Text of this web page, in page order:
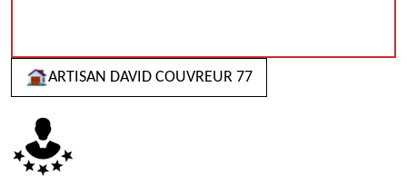
ARTISAN DAVID COUVREUR 77